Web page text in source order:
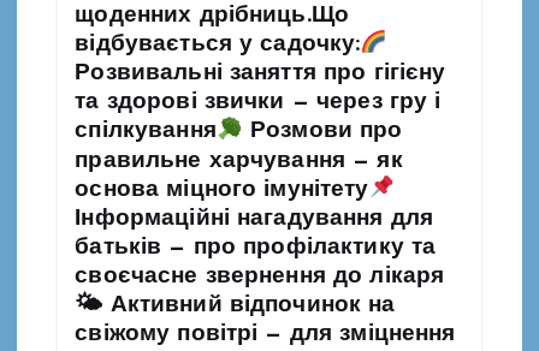
щоденних дрібниць.Що
відбувається у садочку:
Розвивальні заняття про гігієну
та здорові звички — через гру і
спілкування
Розмови про
правильне харчування — як
основа міцного імунітету
Інформаційні нагадування для
батьків — про профілактику та
своєчасне звернення до лікаря
🌤 Активний відпочинок на
свіжому повітрі — для зміцнення